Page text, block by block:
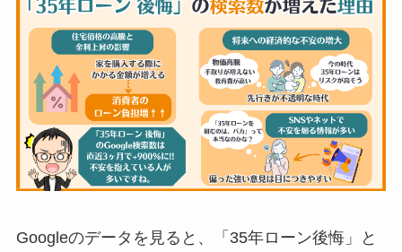
Googleのデータを見ると、「35年ローン後悔」と